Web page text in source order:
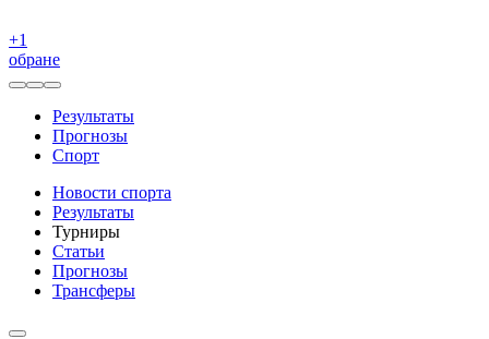
+1
обране
Результаты
Прогнозы
Спорт
Новости спорта
Результаты
Турниры
Статьи
Прогнозы
Трансферы